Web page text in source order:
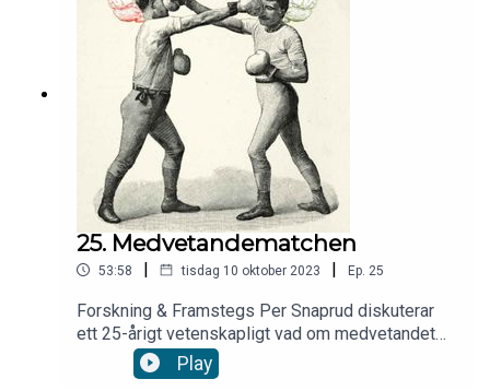
25. Medvetandematchen
53:58 | tisdag 10 oktober 2023 | Ep. 25
Forskning & Framstegs Per Snaprud diskuterar
ett 25-årigt vetenskapligt vad om medvetandet
med filosofen David Chalmers och hjärnforskaren
Christof Koch. Du får även en inläst version av
Play